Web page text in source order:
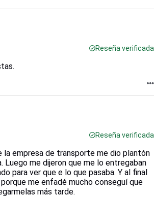
Reseña verificada
Reseña verificada
la empresa de transporte me dio plantón
me dijeron que me lo entregaban
para ver que e lo que pasaba. Y al final
me enfadé mucho conseguí que
más tarde.